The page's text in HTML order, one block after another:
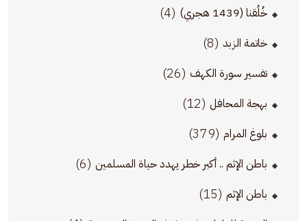
خُلُقنا (1439 هجري) (4)
خاتمة الزبد (8)
تفسير سورة الكهف (26)
بهجة المحافل (12)
بلوغ المرام (379)
باطن الإثم .. أكبر خطر يهدد حياة المسلمين (6)
باطن الإثم (15)